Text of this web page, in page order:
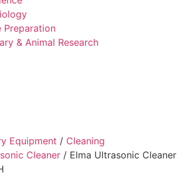
Preparation
& Animal Research
Equipment / Cleaning
Cleaner / Elma Ultrasonic Cleaner